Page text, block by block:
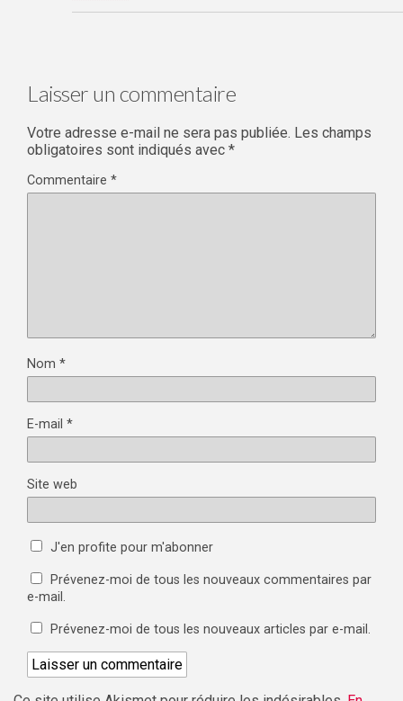
Laisser un commentaire
Votre adresse e-mail ne sera pas publiée. Les champs
obligatoires sont indiqués avec *
Commentaire *
Nom *
E-mail *
Site web
J'en profite pour m'abonner
Prévenez-moi de tous les nouveaux commentaires par
e-mail.
Prévenez-moi de tous les nouveaux articles par e-mail.